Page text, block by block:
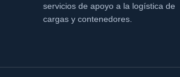
servicios de apoyo a la logística de
cargas y contenedores.